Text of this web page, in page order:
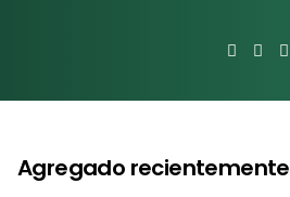
Agregado recientemente